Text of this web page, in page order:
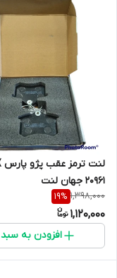
20961 جهان لنت
1,398,000
19%
1,120,000
افزودن به سبد